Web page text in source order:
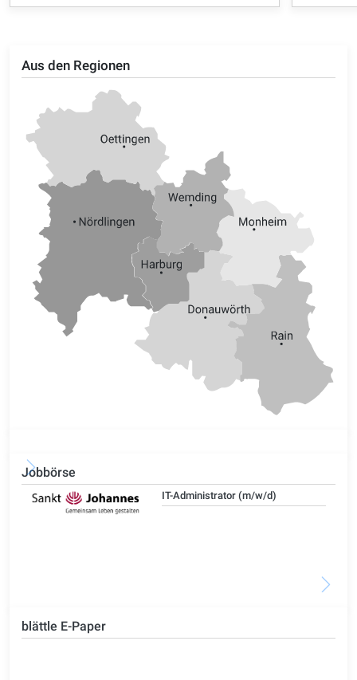
Aus den Regionen
Jobbörse
IT-Administrator (m/w/d)
blättle E-Paper